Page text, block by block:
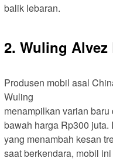
balik lebaran.
2. Wuling Alvez
Produsen mobil asal
Wuling
menampilkan varian
bawah harga Rp300
yang menambah kesan
saat berkendara, mobil